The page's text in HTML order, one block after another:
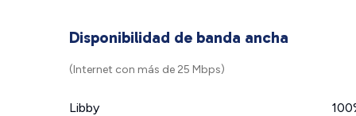
Disponibilidad de banda ancha
(Internet con más de 25 Mbps)
Libby